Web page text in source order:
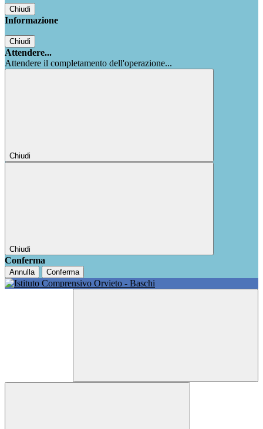
Chiudi
Informazione
Chiudi
Attendere...
Attendere il completamento dell'operazione...
Chiudi
Chiudi
Conferma
Annulla Conferma